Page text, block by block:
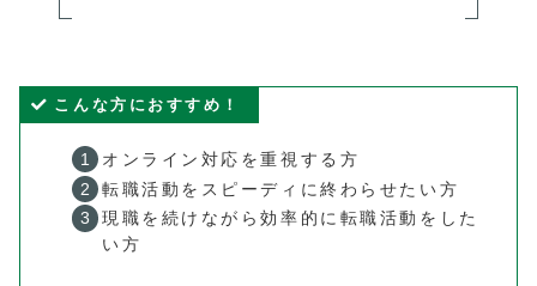
こんな方におすすめ！
オンライン対応を重視する方
転職活動をスピーディに終わらせたい方
現職を続けながら効率的に転職活動をした
い方